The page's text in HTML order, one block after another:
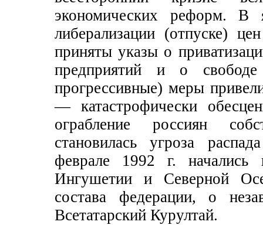
экономических реформ.
либерализации (отпуске)
приняты указы о
предприятий и о
прогрессивные) меры
— катастрофически
ограбление россиян
становилась угроза
феврале 1992 г. начались
Ингушетии и Северной
состава федерации, о
Всетатарский Курултай.